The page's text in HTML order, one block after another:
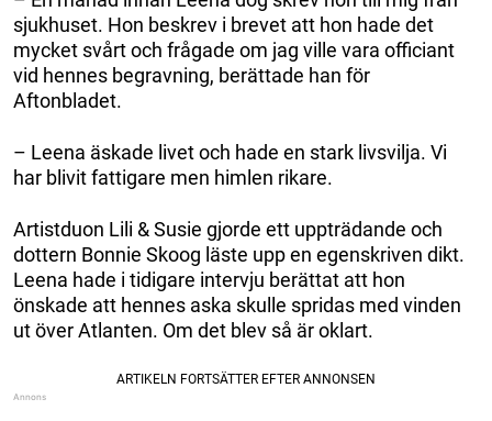
sjukhuset. Hon beskrev i brevet att hon hade det
mycket svårt och frågade om jag ville vara officiant
vid hennes begravning, berättade han för
Aftonbladet.
– Leena äskade livet och hade en stark livsvilja. Vi
har blivit fattigare men himlen rikare.
Artistduon Lili & Susie gjorde ett uppträdande och
dottern Bonnie Skoog läste upp en egenskriven dikt.
Leena hade i tidigare intervju berättat att hon
önskade att hennes aska skulle spridas med vinden
ut över Atlanten. Om det blev så är oklart.